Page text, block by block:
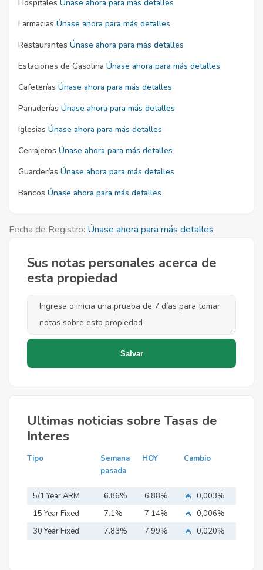
Hospitales Únase ahora para más detalles
Farmacias Únase ahora para más detalles
Restaurantes Únase ahora para más detalles
Estaciones de Gasolina Únase ahora para más detalles
Cafeterías Únase ahora para más detalles
Panaderías Únase ahora para más detalles
Iglesias Únase ahora para más detalles
Cerrajeros Únase ahora para más detalles
Guarderías Únase ahora para más detalles
Bancos Únase ahora para más detalles
Fecha de Registro: Únase ahora para más detalles
Sus notas personales acerca de
esta propiedad
Ultimas noticias sobre Tasas de
Interes
Tipo
Semana
pasada
HOY Cambio
5/1 Year ARM 6.86% 6.88%
0,003%
15 Year Fixed
Mortgage
7.1% 7.14%
0,006%
30 Year Fixed
7.83% 7.99% 0,020%